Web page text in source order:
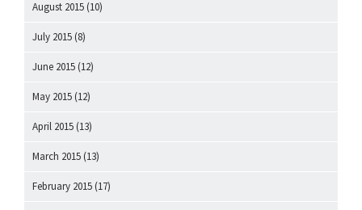
August 2015 (10)
July 2015 (8)
June 2015 (12)
May 2015 (12)
April 2015 (13)
March 2015 (13)
February 2015 (17)